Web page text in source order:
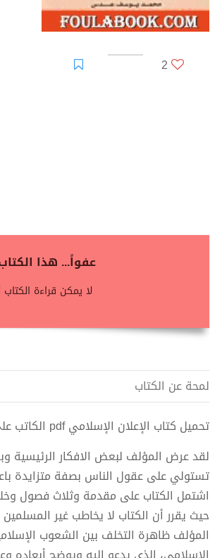
2
عفواً... هذا
لا يمكن قراءة
لمحة عن الكتاب
تحميل كتاب الإعلان الإسلامي pdf الكاتب علي عزت بيجوفيتش
لقد عرض المؤلف لبعض الافكار الرئيسية
تستولي على عقول الناس بصفة متزايدة
اشتمل الكتاب على مقدمة وثلاث فصول
حيث يقرر أن الكتاب لا يخاطب غير
المؤلف ظاهرة التخلف بين الشعوب